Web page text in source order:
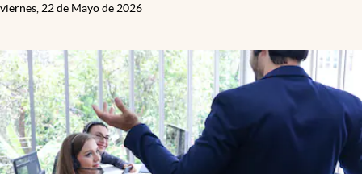
viernes, 22 de Mayo de 2026